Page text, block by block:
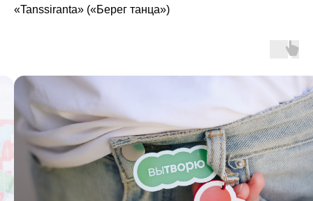
«Tanssiranta» («Берег танца»)